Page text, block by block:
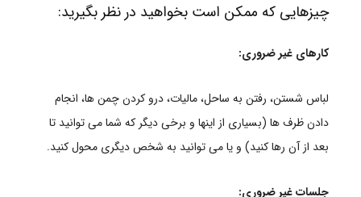
چیزهایی که ممکن است بخواهید در نظر بگیرید:
کارهای غیر ضروری:
لباس شستن، رفتن به ساحل، مالیات، درو کردن چمن ها، انجام
دادن ظرف ها (بسیاری از اینها و برخی دیگر که شما می توانید تا
بعد از آن رها کنید) و یا می توانید به شخص دیگری محول کنید.
جلسات غیر ضروری: